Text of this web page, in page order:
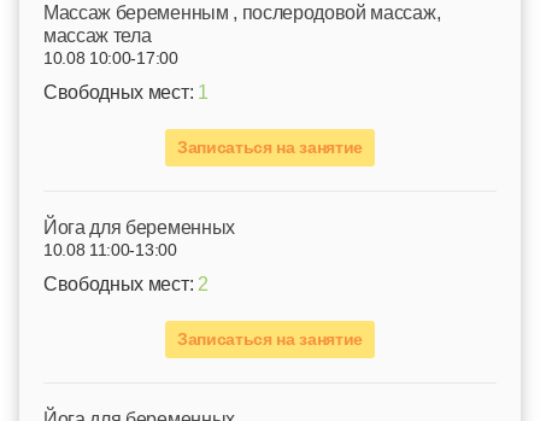
Mассаж беременным , послеродовой массаж,
массаж тела
10.08 10:00-17:00
Свободных мест: 1
Записаться на занятие
Йога для беременных
10.08 11:00-13:00
Свободных мест: 2
Записаться на занятие